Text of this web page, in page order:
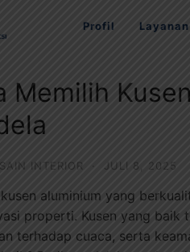
Profil Layanan
Memilih
INTERIOR · JULI 8, 2025
aluminium yang
properti. Kusen yang baik
terhadap cuaca, serta